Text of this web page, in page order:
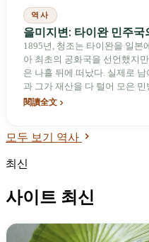
역사
을미지변: 타이완 민주국
1895년, 청조는 타이완을 일본
아 최초의 공화국을 선언했지
은 나흘 뒤에 떠났다. 실제로
과 그가 재산을 다 털어 모은
고 일본의 지배가 시작되었다.
閱讀全文
모두 보기 역사
최신
사이트 최신